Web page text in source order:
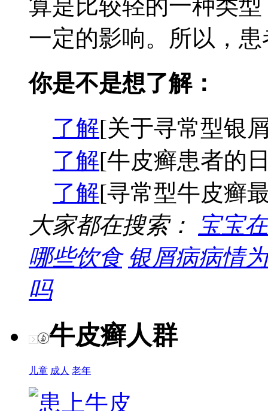
算是比较轻的一种类
一定的影响。所以，
你是不是想了解：
了解[关于寻常型银
了解[牛皮癣患者的
了解[寻常型牛皮癣
大家都在搜索：
宝宝
哪些饮食 银屑病病情
吗
牛皮癣人群
儿童 成人 老年